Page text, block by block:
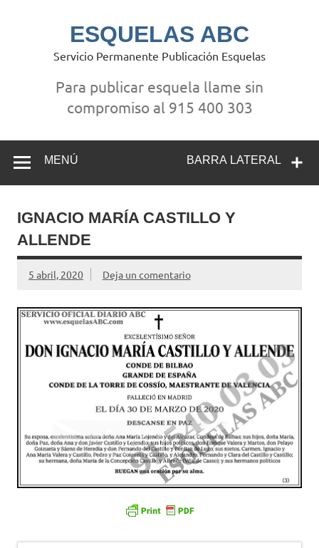
ESQUELAS ABC
Servicio Permanente Publicación Esquelas
Para publicar esquela llame sin
compromiso al 915 400 303
BARRA LATERAL
MENÚ
IGNACIO MARÍA CASTILLO Y
ALLENDE
5 abril, 2020 Deja un comentario